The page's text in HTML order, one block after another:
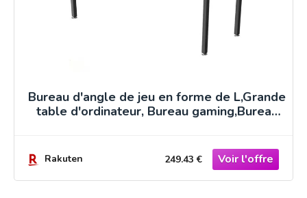
Bureau d'angle de jeu en forme de L,Grande
table d'ordinateur, Bureau gaming,Bureau
Rakuten 249.43 €